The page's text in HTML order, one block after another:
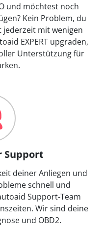
und möchtest noch
Kein Problem, du
jederzeit mit wenigen
EXPERT upgraden,
Unterstützung für
Support
deiner Anliegen und
schnell und
Support-Team
Wir sind deine
und OBD2.